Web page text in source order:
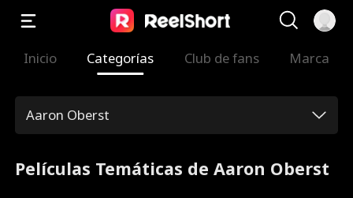
Inicio Categorías Club de fans Marca
Aaron Oberst
Películas Temáticas de Aaron Oberst